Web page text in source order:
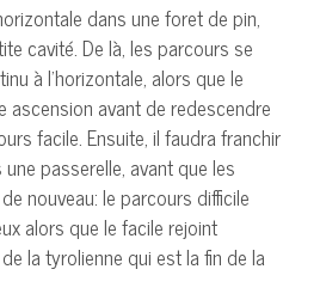
dans une foret de pin,
cavité. De là, les parcours se
à l’horizontale, alors que le
ascension avant de redescendre
facile. Ensuite, il faudra franchir
passerelle, avant que les
nouveau: le parcours difficile
alors que le facile rejoint
la tyrolienne qui est la fin de la